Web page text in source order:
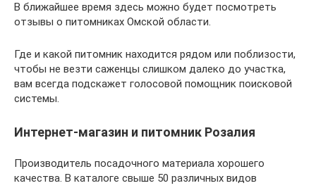
В ближайшее время здесь можно будет посмотреть
отзывы о питомниках Омской области.
Где и какой питомник находится рядом или поблизости,
чтобы не везти саженцы слишком далеко до участка,
вам всегда подскажет голосовой помощник поисковой
системы.
Интернет-магазин и питомник Розалия
Производитель посадочного материала хорошего
качества. В каталоге свыше 50 различных видов